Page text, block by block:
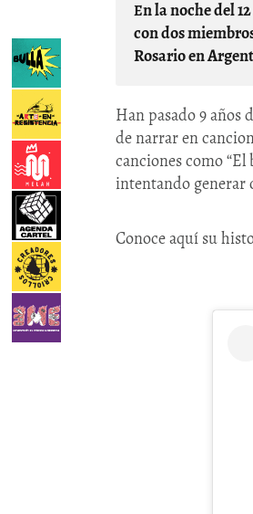
En la noche del 12 de febrero de 2014, Ariel "Chuky" Ávila, recibió 7 balazos después de discutir
con dos
Rosario en
Han pasado 9 años
de narrar en
canciones como “El
intentando generar
Conoce aquí su